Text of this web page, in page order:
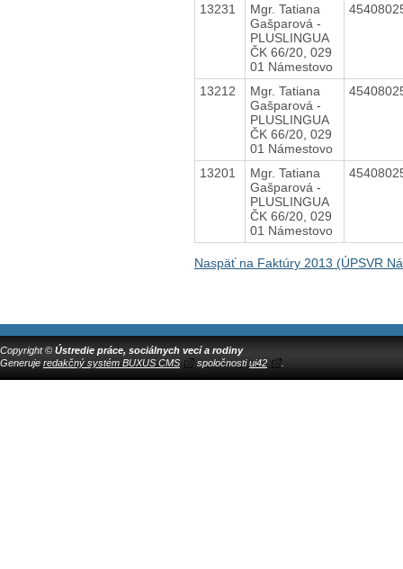
13231
Mgr. Tatiana
Gašparová -
PLUSLINGUA
ČK 66/20, 029
01 Námestovo
13212
Mgr. Tatiana
Gašparová -
PLUSLINGUA
ČK 66/20, 029
01 Námestovo
13201
Mgr. Tatiana
Gašparová -
PLUSLINGUA
ČK 66/20, 029
01 Námestovo
Naspäť na Faktúry 2013 (ÚPSVR
Copyright © Ústredie práce, sociálnych vecí a rodiny
Generuje redakčný systém BUXUS CMS spoločnostiui42